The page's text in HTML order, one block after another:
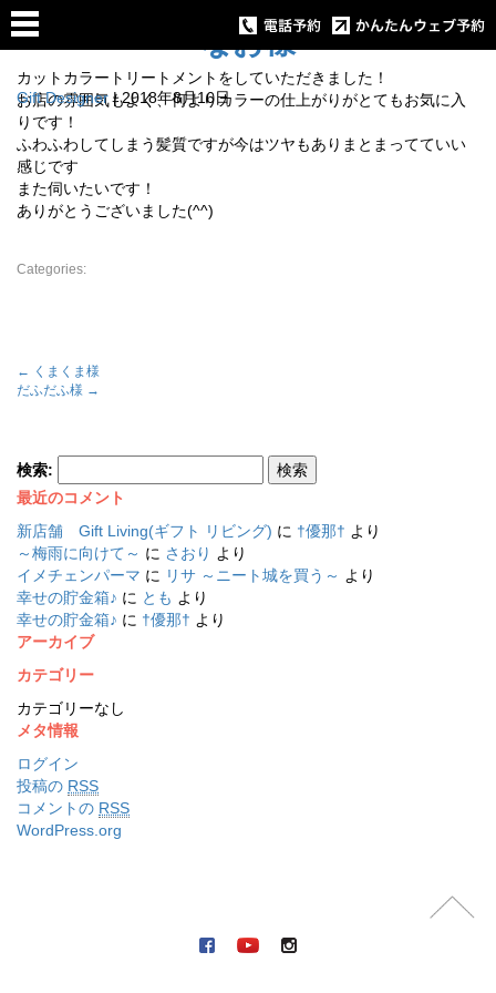
なお様
Gift Designer |2018年8月16日
カットカラートリートメントをしていただきました！
お店の雰囲気もよく、何よりカラーの仕上がりがとてもお気に入
りです！
ふわふわしてしまう髪質ですが今はツヤもありまとまってていい
感じです
また伺いたいです！
ありがとうございました(^^)
Categories:
← くまくま様
だふだふ様 →
検索:
最近のコメント
新店舗 Gift Living(ギフト リビング) に †優那† より
～梅雨に向けて～ に さおり より
イメチェンパーマ に リサ ～ニート城を買う～ より
幸せの貯金箱♪ に とも より
幸せの貯金箱♪ に †優那† より
アーカイブ
カテゴリー
カテゴリーなし
メタ情報
ログイン
投稿の RSS
コメントの RSS
WordPress.org